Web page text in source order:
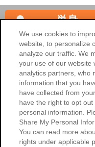
単身
海外へのお引越し
NXの国内引越サービスHOME
会社概要
個人情報保護について
標準引越運送約款
We use cookies to
website, to personalize
analyze our traffic. We
your use of our website
analytics partners, who
information that you
have collected from
have the right to opt
personal information.
Share My Personal
You can read more
rights under applicable